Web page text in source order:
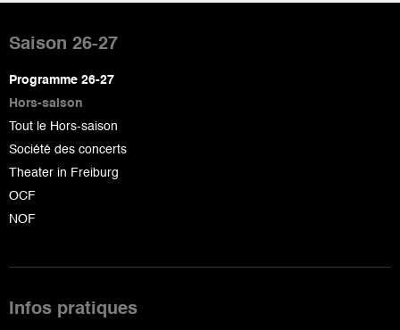
de
page
Saison 26-27
Programme 26-27
Hors-saison
Tout le Hors-saison
Société des concerts
Theater in Freiburg
OCF
NOF
Infos pratiques